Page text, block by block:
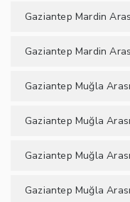
Gaziantep Mardin
Gaziantep Mardin
Gaziantep Muğla
Gaziantep Muğla
Gaziantep Muğla
Gaziantep Muğla